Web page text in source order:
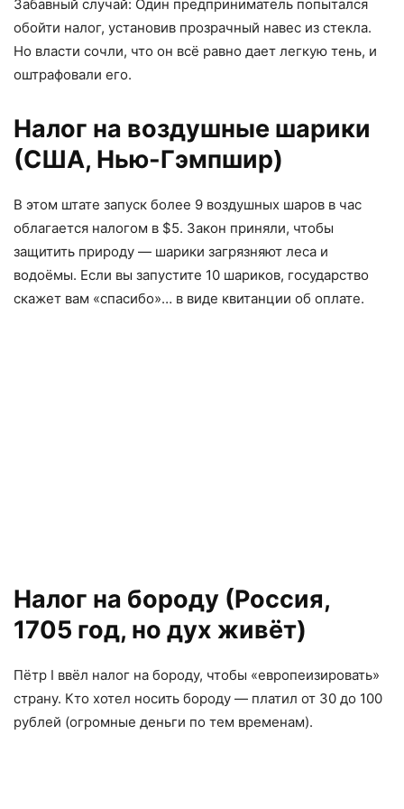
Забавный случай: Один предприниматель попытался
обойти налог, установив прозрачный навес из стекла.
Но власти сочли, что он всё равно дает легкую тень, и
оштрафовали его.
Налог на воздушные шарики
(США, Нью-Гэмпшир)
В этом штате запуск более 9 воздушных шаров в час
облагается налогом в $5. Закон приняли, чтобы
защитить природу — шарики загрязняют леса и
водоёмы. Если вы запустите 10 шариков, государство
скажет вам «спасибо»… в виде квитанции об оплате.
Налог на бороду (Россия,
1705 год, но дух живёт)
Пётр I ввёл налог на бороду, чтобы «европеизировать»
страну. Кто хотел носить бороду — платил от 30 до 100
рублей (огромные деньги по тем временам).